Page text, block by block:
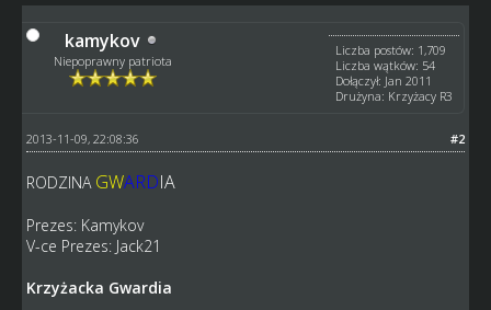
kamykov
Niepoprawny patriota
Liczba postów: 1,709
Liczba wątków: 54
Dołączył: Jan 2011
Drużyna: Krzyżacy R3
#2
2013-11-09, 22:08:36
RODZINA GWARDIA
Prezes: Kamykov
V-ce Prezes: Jack21
Krzyżacka Gwardia